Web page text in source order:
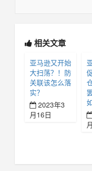
相关文章
亚马逊又开始
大扫荡？！防
关联该怎么落
实？
2023年3
月16日